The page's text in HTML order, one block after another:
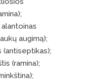
augimą);
(antiseptikas);
(ramina);